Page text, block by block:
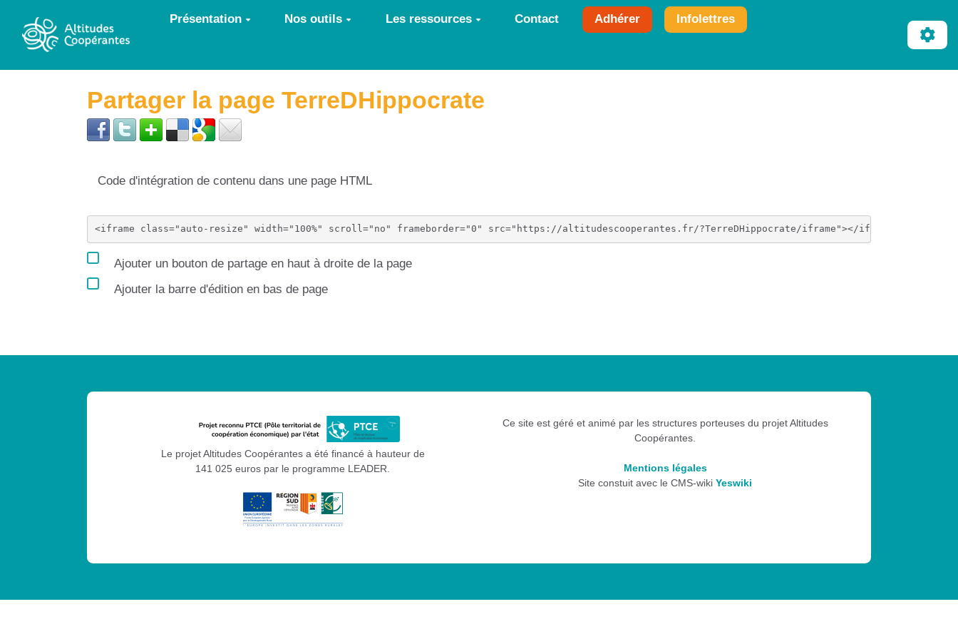
Aller au contenu principal Présentation Nos outils Les ressources Contact Adhérer Infolettres
Partager la page TerreDHippocrate
Code d'intégration de contenu dans une page HTML
Ajouter un bouton de partage en haut à droite de la page
Ajouter la barre d'édition en bas de page
Le projet Altitudes Coopérantes a été financé à hauteur de
141 025 euros par le programme LEADER.
Ce site est géré et animé par les structures porteuses du projet Altitudes
Coopérantes.
Mentions légales
Site constuit avec le CMS-wikiYeswiki